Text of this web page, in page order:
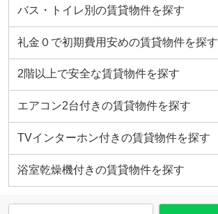
バス・トイレ別の賃貸物件を探す
礼金０で初期費用安めの賃貸物件を探す
2階以上で安全な賃貸物件を探す
エアコン2台付きの賃貸物件を探す
TVインターホン付きの賃貸物件を探す
浴室乾燥機付きの賃貸物件を探す